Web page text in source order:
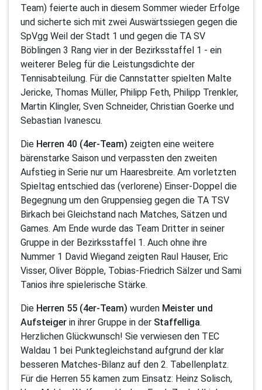
Team) feierte auch in diesem Sommer wieder Erfolge
und sicherte sich mit zwei Auswärtssiegen gegen die
SpVgg Weil der Stadt 1 und gegen die TA SV
Böblingen 3 Rang vier in der Bezirksstaffel 1 - ein
weiterer Beleg für die Leistungsdichte der
Tennisabteilung. Für die Cannstatter spielten Malte
Jericke, Thomas Müller, Philipp Feth, Philipp Trenkler,
Martin Klingler, Sven Schneider, Christian Goerke und
Sebastian Ivanescu.
Die Herren 40 (4er-Team) zeigten eine weitere
bärenstarke Saison und verpassten den zweiten
Aufstieg in Serie nur um Haaresbreite. Am vorletzten
Spieltag entschied das (verlorene) Einser-Doppel die
Begegnung um den Gruppensieg gegen die TA TSV
Birkach bei Gleichstand nach Matches, Sätzen und
Games. Am Ende wurde das Team Dritter in seiner
Gruppe in der Bezirksstaffel 1. Auch ohne ihre
Nummer 1 David Wiegand zeigten Raul Hauser, Eric
Visser, Oliver Böpple, Tobias-Friedrich Sälzer und Sami
Tanios ihre spielerische Stärke.
Die Herren 55 (4er-Team) wurden Meister und
Aufsteiger in ihrer Gruppe in der Staffelliga.
Herzlichen Glückwunsch! Sie verwiesen den TEC
Waldau 1 bei Punktegleichstand aufgrund der klar
besseren Matches-Bilanz auf den 2. Tabellenplatz.
Für die Herren 55 kamen zum Einsatz: Heinz Solisch,